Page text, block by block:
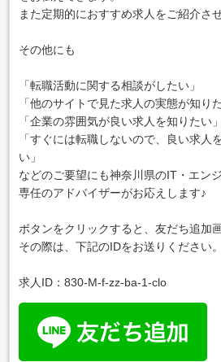
また定期的におすすめ求人をご紹介さ
その他にも
「転職活動に関する相談がしたい」
「他のサイトで見た求人の実態が知りた
「企業の雰囲気が良い求人を知りたい」
「すぐには転職しないので、良い求人
い」
などのご要望にも神奈川県のIT・エン
専任のアドバイザーがお応えします♪
ボタンをクリックすると、友だち追加
その際は、下記のIDをお送りください。
求人ID：830-M-f-zz-ba-1-clo